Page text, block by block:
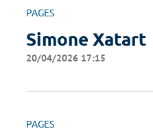
PAGES
Simone Xatart
20/04/2026 17:15
PAGES